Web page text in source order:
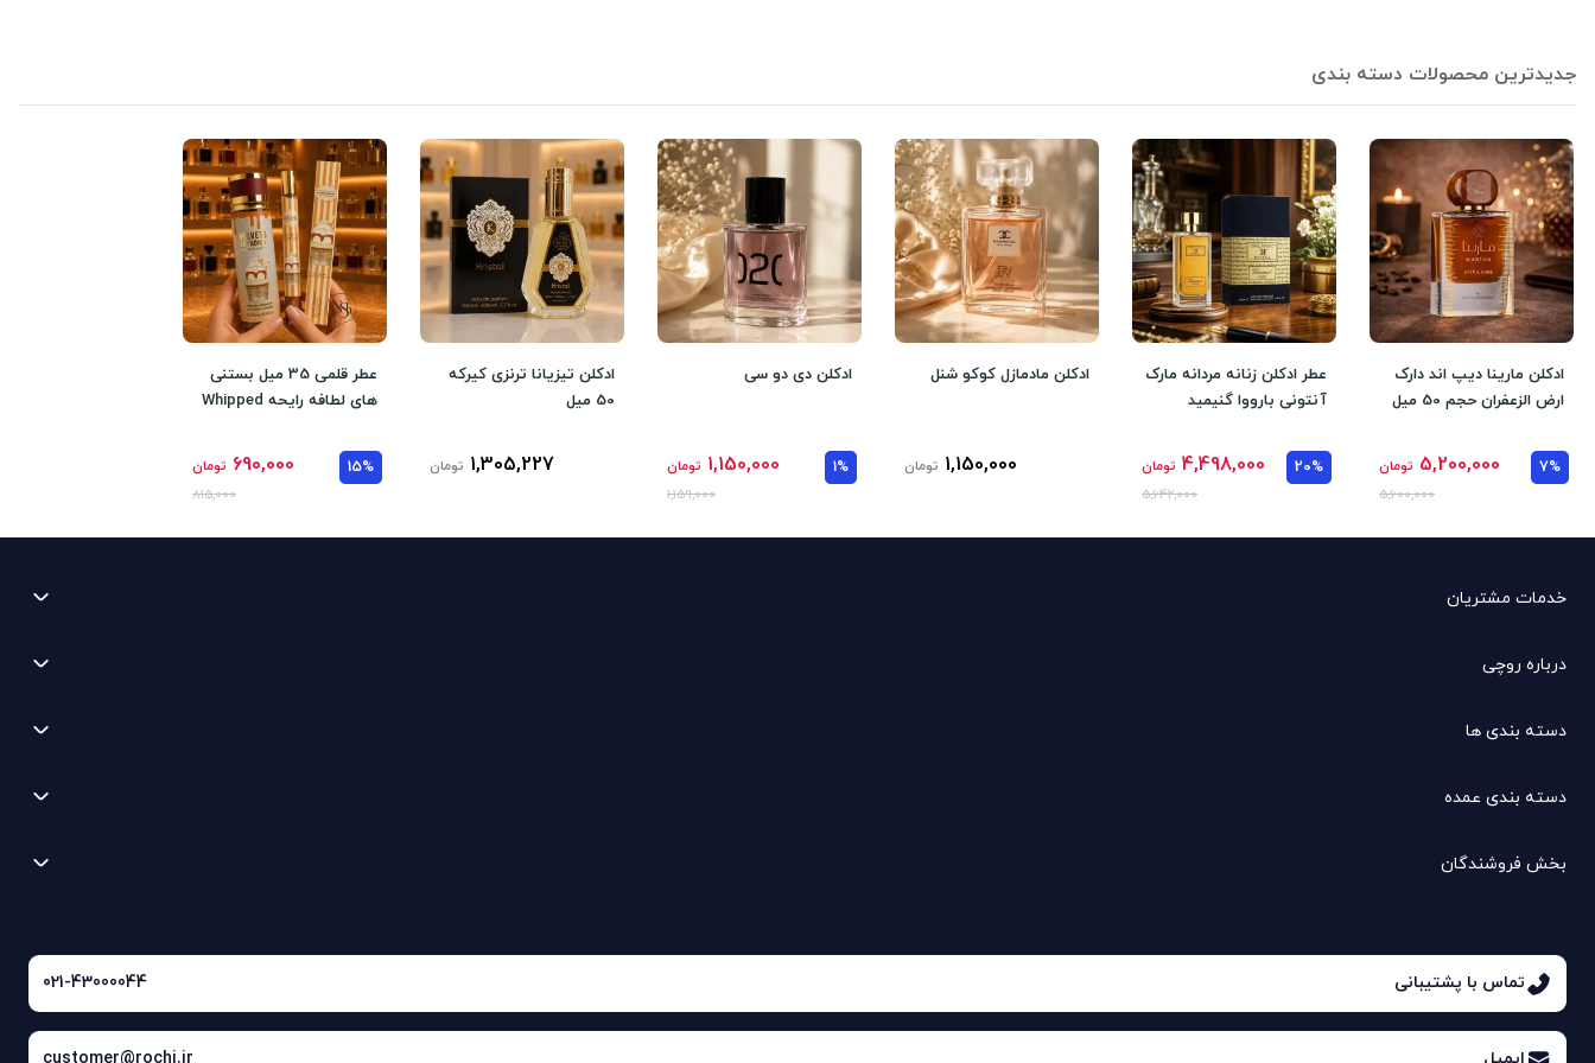
جدیدترین محصولات دسته بندی
ادکلن مارینا دیپ اند دارک
ارض الزعفران حجم 50 میل
7%
5,200,000 تومان
5,600,000
عطر ادکلن زنانه مردانه مارک
آنتونی بارووا گنیمید
20%
4,498,000 تومان
5,642,000
ادکلن مادمازل کوکو شنل
1,150,000 تومان
ادکلن دی دو سی
1%
1,150,000 تومان
1,159,000
ادکلن تیزیانا ترنزی کیرکه
50 میل
1,305,227 تومان
عطر قلمی 35 میل بستنی
های لطافه رایحه Whipped
15%
690,000 تومان
815,000
خدمات مشتریان
درباره روچی
دسته بندی ها
دسته بندی عمده
بخش فروشندگان
تماس با پشتیبانی 021-43000044